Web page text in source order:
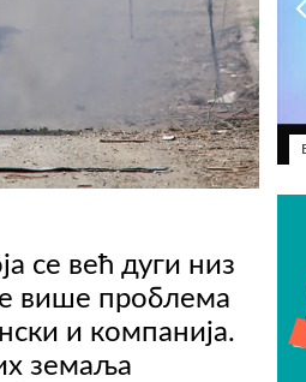
се већ дуги низ
више проблема
и компанија.
земаља